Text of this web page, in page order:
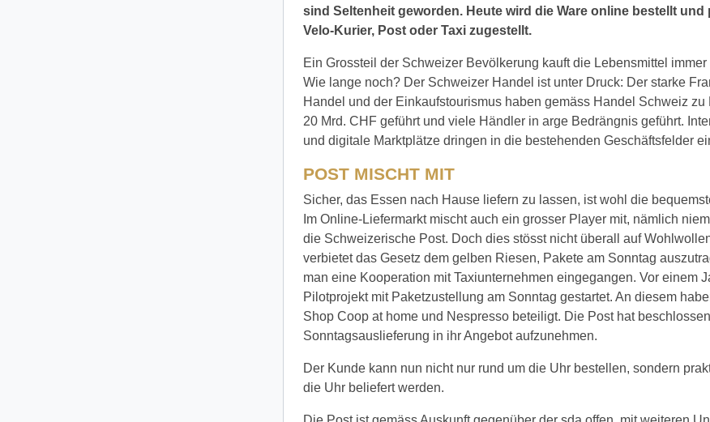
sind Seltenheit geworden. Heute wird die Ware online bestellt und
Velo-Kurier, Post oder Taxi zugestellt.
Ein Grossteil der Schweizer Bevölkerung kauft die Lebensmittel
Wie lange noch? Der Schweizer Handel ist unter Druck: Der starke
Handel und der Einkaufstourismus haben gemäss Handel Schweiz
20 Mrd. CHF geführt und viele Händler in arge Bedrängnis geführt.
und digitale Marktplätze dringen in die bestehenden Geschäftsfelder
POST MISCHT MIT
Sicher, das Essen nach Hause liefern zu lassen, ist wohl die
Im Online-Liefermarkt mischt auch ein grosser Player mit, nämlich
die Schweizerische Post. Doch dies stösst nicht überall auf
verbietet das Gesetz dem gelben Riesen, Pakete am Sonntag
man eine Kooperation mit Taxiunternehmen eingegangen. Vor einem
Pilotprojekt mit Paketzustellung am Sonntag gestartet. An diesem
Shop Coop at home und Nespresso beteiligt. Die Post hat
Sonntagsauslieferung in ihr Angebot aufzunehmen.
Der Kunde kann nun nicht nur rund um die Uhr bestellen, sondern
die Uhr beliefert werden.